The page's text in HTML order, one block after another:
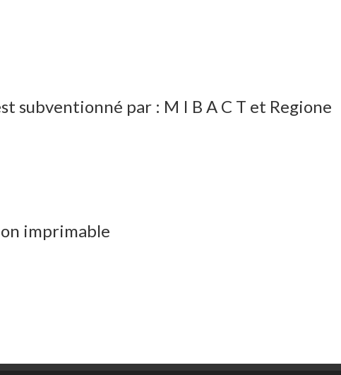
subventionné par : M I B A C T et Regione
imprimable